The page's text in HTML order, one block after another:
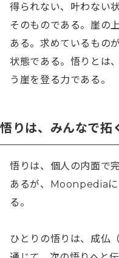
得られない、叶わない
そのものである。崖の
ある。求めているもの
状態である。悟りとは
う崖を登る力である。
悟りは、みんなで拓
悟りは、個人の内面で
あるが、Moonpediaに
る。
ひとりの悟りは、成仏